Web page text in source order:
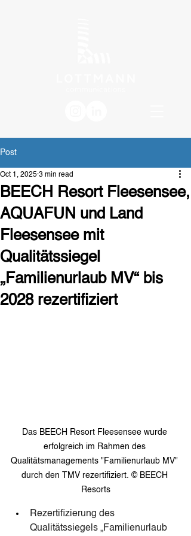
Post
BEECH Resort Fleesensee,
AQUAFUN und Land
Fleesensee mit
Qualitätssiegel
„Familienurlaub MV“ bis
2028 rezertifiziert
Oct 1, 2025 3 min read
Das BEECH Resort Fleesensee wurde
erfolgreich im Rahmen des
Qualitätsmanagements "Familienurlaub MV"
durch den TMV rezertifiziert. © BEECH
Resorts
Rezertifizierung des
Qualitätssiegels „Familienurlaub